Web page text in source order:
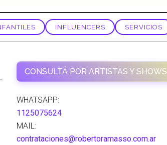
INFLUENCERS SERVICIOS
CONSULTÁ POR ARTISTAS Y SHOWS
WHATSAPP:
1125075624
MAIL:
contrataciones@robertoramasso.com.ar